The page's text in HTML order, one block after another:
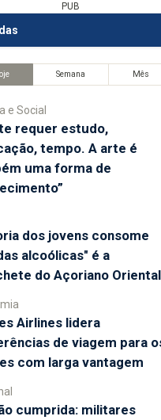
PUB
Semana Mês
e Social
requer estudo,
tempo. A arte é
uma forma de
dos jovens consome
alcoólicas" é a
do Açoriano Oriental
Airlines lidera
de viagem para
com larga vantagem
cumprida: militares